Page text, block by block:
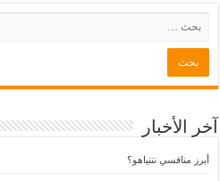
آخر الأخبار
أبرز منافسي نتنياهو؟